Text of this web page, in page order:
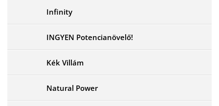
Infinity
INGYEN Potencianövelő!
Kék Villám
Natural Power